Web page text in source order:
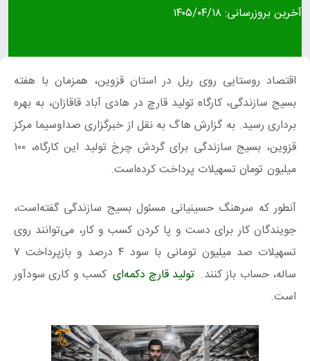
آخرین بروزرسانی:۱۴۰۵/۰۴/۱۸
اقتصاد روستایی روی ریل در استان قزوین، همزمان با هفته
بسیج سازندگی، کارگاه تولید قارچ در هادی آباد قاقازان، به بهره
برداری رسید. به گزارش هاگ به نقل از خبرگزاری صداوسیما مرکز
قزوین، بسیج سازندگی برای گردش چرخ تولید این کارگاه، ۱۰۰
میلیون تومان تسهیلات پرداخت کرده‌است.
آنطور که سرهنگ حسینیانی مسئول بسیج سازندگی گفته‌است،
جویندگان کار برای دست و پا کردن کسب و کار، می‌توانند روی
تسهیلات صد میلیون تومانی با سود ۴ درصد و بازپرداخت ۷
ساله، حساب باز کنند. تولید قارچ دکمه‌ای کسب و کاری سودآور
است.